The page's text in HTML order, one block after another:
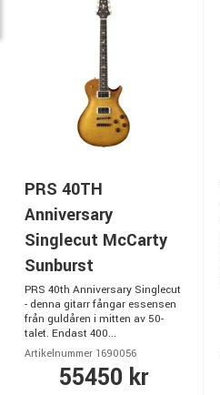
PRS 40TH
Anniversary
Singlecut McCarty
Sunburst
PRS 40th Anniversary Singlecut
- denna gitarr fångar essensen
från guldåren i mitten av 50-
talet. Endast 400...
Artikelnummer 1690056
55450 kr